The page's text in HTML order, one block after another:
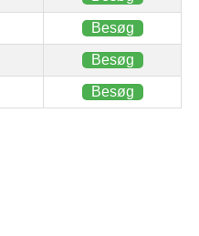
Besøg
Besøg
Besøg